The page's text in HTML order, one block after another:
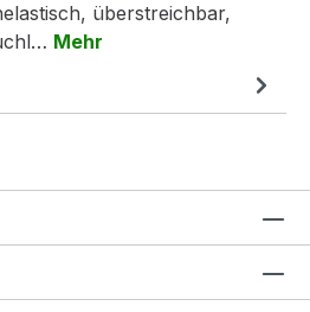
überstreichbar,
Mehr